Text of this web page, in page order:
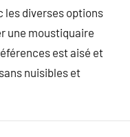
les diverses options
une moustiquaire
est aisé et
nuisibles et